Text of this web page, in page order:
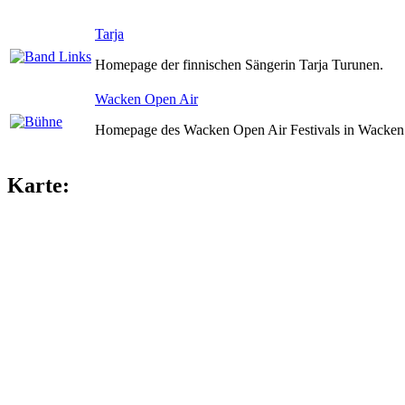
Tarja
Homepage der finnischen Sängerin Tarja Turunen.
Wacken Open Air
Homepage des Wacken Open Air Festivals in
Karte: